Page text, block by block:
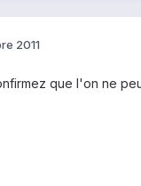
2011
que l'on ne